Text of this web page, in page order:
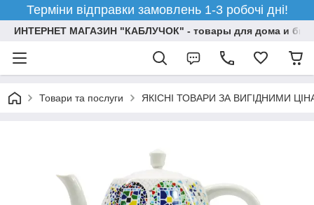
Терміни відправки замовлень 1-3 робочі дні!
ИНТЕРНЕТ МАГАЗИН "КАБЛУЧОК" - товары для дома и
Товари та послуги ЯКІСНІ ТОВАРИ ЗА ВИГІДНИМИ